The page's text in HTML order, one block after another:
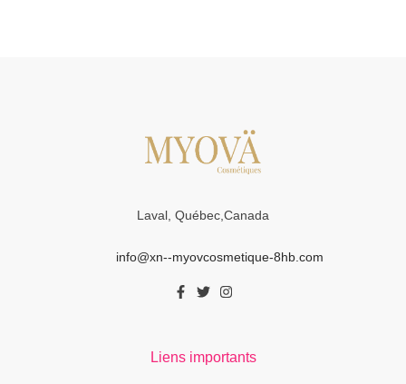
Laval, Québec,Canada
info@xn--myovcosmetique-8hb.com
Liens importants